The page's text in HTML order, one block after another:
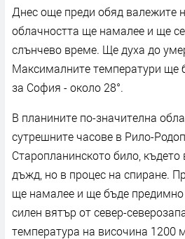
Днес още преди обяд валежите
облачността ще намалее и ще
слънчево време. Ще духа до
Максималните температури ще
за София - около 28°.
В планините по-значителна
сутрешните часове в Рило-
Старопланинското било,
дъжд, но в процес на спиране.
ще намалее и ще бъде
силен вятър от север-
температура на височина 1200